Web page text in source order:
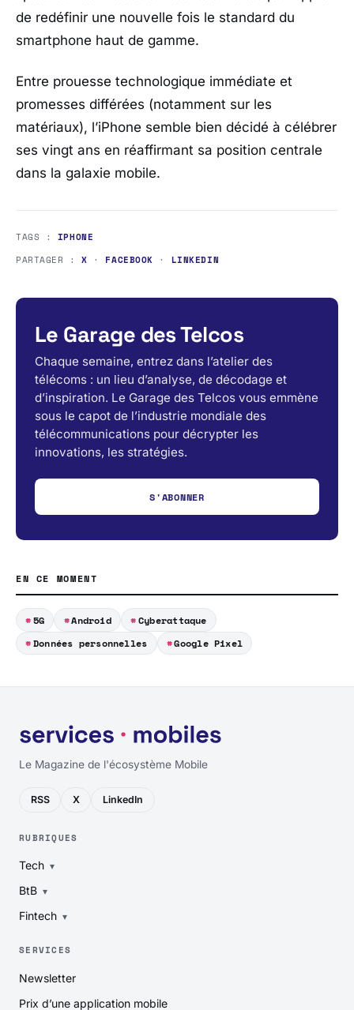
de redéfinir une nouvelle fois le standard du
smartphone haut de gamme.
Entre prouesse technologique immédiate et
promesses différées (notamment sur les
matériaux), l’iPhone semble bien décidé à célébrer
ses vingt ans en réaffirmant sa position centrale
dans la galaxie mobile.
TAGS : IPHONE
PARTAGER :X · FACEBOOK · LINKEDIN
Le Garage des Telcos
Chaque semaine, entrez dans l’atelier des
télécoms : un lieu d’analyse, de décodage et
d’inspiration. Le Garage des Telcos vous emmène
sous le capot de l’industrie mondiale des
télécommunications pour décrypter les
innovations, les stratégies.
S'ABONNER
EN CE MOMENT
5G Android
Cyberattaque
Données personnelles
Google Pixel
Le Magazine de l'écosystème Mobile
RSS X LinkedIn
RUBRIQUES
Tech
BtB
Fintech
SERVICES
Newsletter
Prix d’une application mobile